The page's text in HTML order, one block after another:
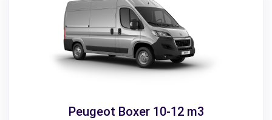
Peugeot Boxer 10-12 m3